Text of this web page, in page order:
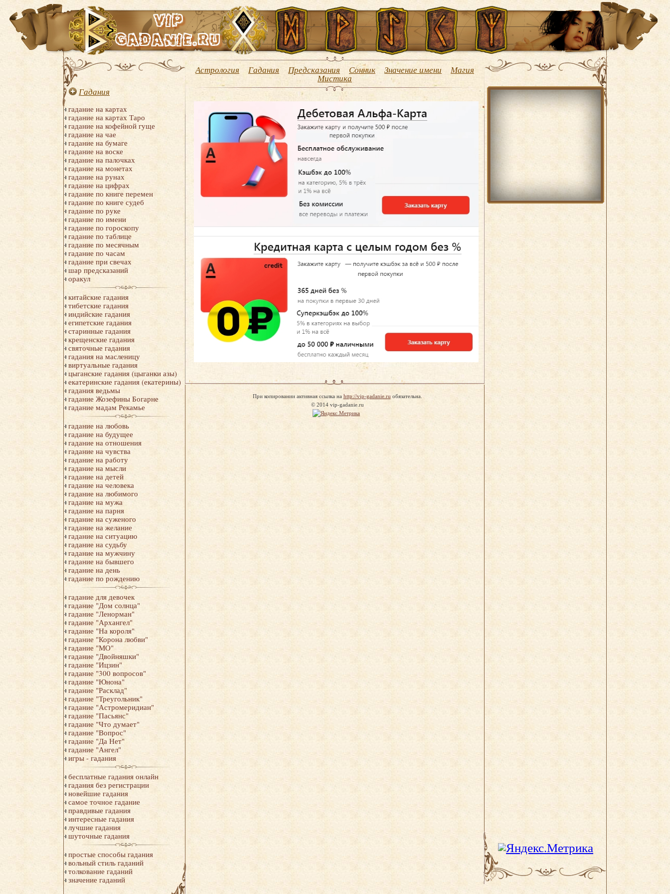
Гадания
гадание на картах
гадание на картах Таро
гадание на кофейной гуще
гадание на чае
гадание на бумаге
гадание на воске
гадание на палочках
гадание на монетах
гадание на рунах
гадание на цифрах
гадание по книге перемен
гадание по книге судеб
гадание по руке
гадание по имени
гадание по гороскопу
гадание по таблице
гадание по месячным
гадание по часам
гадание при свечах
шар предсказаний
оракул
китайские гадания
тибетские гадания
индийские гадания
египетские гадания
старинные гадания
крещенские гадания
святочные гадания
гадания на масленицу
виртуальные гадания
цыганские гадания (цыганки азы)
екатеринские гадания (екатерины)
гадания ведьмы
гадание Жозефины Богарне
гадание мадам Рекамье
гадание на любовь
гадание на будущее
гадание на отношения
гадание на чувства
гадание на работу
гадание на мысли
гадание на детей
гадание на человека
гадание на любимого
гадание на мужа
гадание на парня
гадание на суженого
гадание на желание
гадание на ситуацию
гадание на судьбу
гадание на мужчину
гадание на бывшего
гадание на день
гадание по рождению
гадание для девочек
гадание "Дом солнца"
гадание "Ленорман"
гадание "Архангел"
гадание "На короля"
гадание "Корона любви"
гадание "МО"
гадание "Двойняшки"
гадание "Ицзин"
гадание "300 вопросов"
гадание "Юнона"
гадание "Расклад"
гадание "Треугольник"
гадание "Астромеридиан"
гадание "Пасьянс"
гадание "Что думает"
гадание "Вопрос"
гадание "Да Нет"
гадание "Ангел"
игры - гадания
бесплатные гадания онлайн
гадания без регистрации
новейшие гадания
самое точное гадание
правдивые гадания
интересные гадания
лучшие гадания
шуточные гадания
простые способы гадания
вольный стиль гаданий
толкование гаданий
значение гаданий
Астрология Гадания Предсказания Сонник Значение имени Магия
Мистика
При копировании активная ссылка на http://vip-gadanie.ru обязательна.
© 2014 vip-gadanie.ru